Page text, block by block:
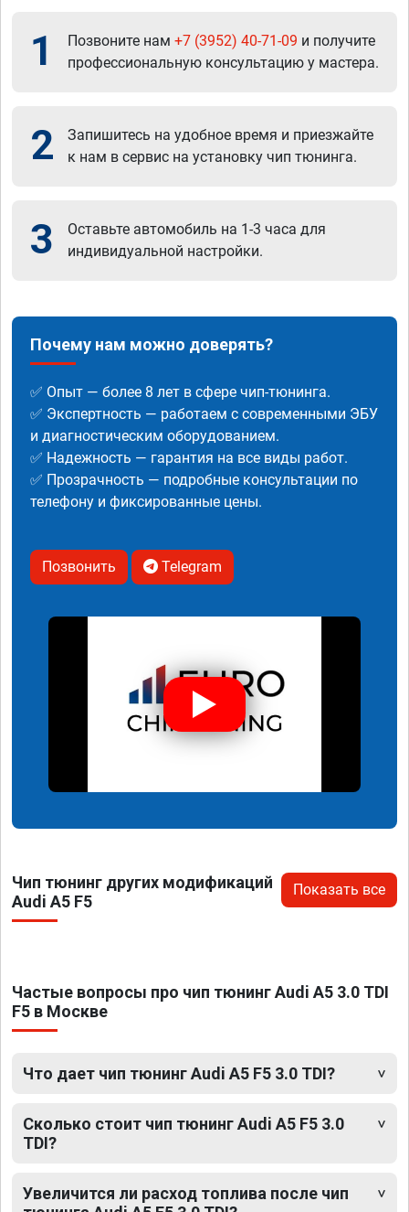
1 Позвоните нам +7 (3952) 40-71-09 и получите
профессиональную консультацию у мастера.
2
Запишитесь на удобное время и приезжайте
к нам в сервис на установку чип тюнинга.
3
Оставьте автомобиль на 1-3 часа для
индивидуальной настройки.
Почему нам можно доверять?
✅ Опыт — более 8 лет в сфере чип-тюнинга.
✅ Экспертность — работаем с современными ЭБУ
и диагностическим оборудованием.
✅ Надежность — гарантия на все виды работ.
✅ Прозрачность — подробные консультации по
телефону и фиксированные цены.
Позвонить Telegram
Чип тюнинг других модификаций
Audi A5 F5
Показать все
Частые вопросы про чип тюнинг Audi A5 3.0 TDI
F5 в Москве
Что дает чип тюнинг Audi A5 F5 3.0 TDI?
Сколько стоит чип тюнинг Audi A5 F5 3.0
TDI?
Увеличится ли расход топлива после чип